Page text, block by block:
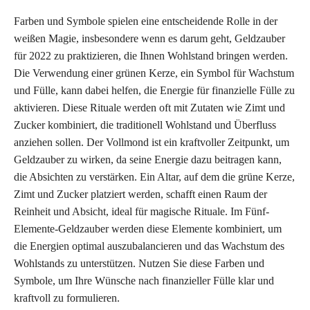
Farben und Symbole spielen eine entscheidende Rolle in der
weißen Magie, insbesondere wenn es darum geht, Geldzauber
für 2022 zu praktizieren, die Ihnen Wohlstand bringen werden.
Die Verwendung einer grünen Kerze, ein Symbol für Wachstum
und Fülle, kann dabei helfen, die Energie für finanzielle Fülle zu
aktivieren. Diese Rituale werden oft mit Zutaten wie Zimt und
Zucker kombiniert, die traditionell Wohlstand und Überfluss
anziehen sollen. Der Vollmond ist ein kraftvoller Zeitpunkt, um
Geldzauber zu wirken, da seine Energie dazu beitragen kann,
die Absichten zu verstärken. Ein Altar, auf dem die grüne Kerze,
Zimt und Zucker platziert werden, schafft einen Raum der
Reinheit und Absicht, ideal für magische Rituale. Im Fünf-
Elemente-Geldzauber werden diese Elemente kombiniert, um
die Energien optimal auszubalancieren und das Wachstum des
Wohlstands zu unterstützen. Nutzen Sie diese Farben und
Symbole, um Ihre Wünsche nach finanzieller Fülle klar und
kraftvoll zu formulieren.